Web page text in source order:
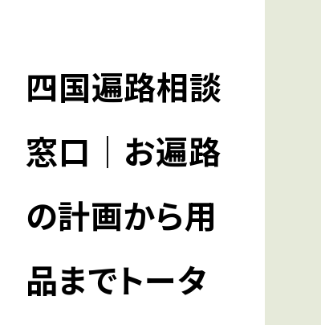
四国遍路相談
窓口｜お遍路
の計画から用
品までトータ